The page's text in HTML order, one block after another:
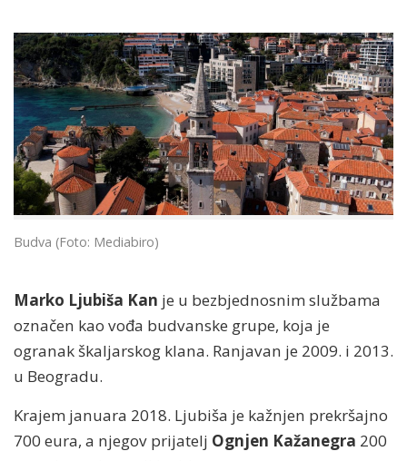
Budva (Foto: Mediabiro)
Marko Ljubiša Kan je u bezbjednosnim službama
označen kao vođa budvanske grupe, koja je
ogranak škaljarskog klana. Ranjavan je 2009. i 2013.
u Beogradu.
Krajem januara 2018. Ljubiša je kažnjen prekršajno
700 eura, a njegov prijatelj Ognjen Kažanegra 200